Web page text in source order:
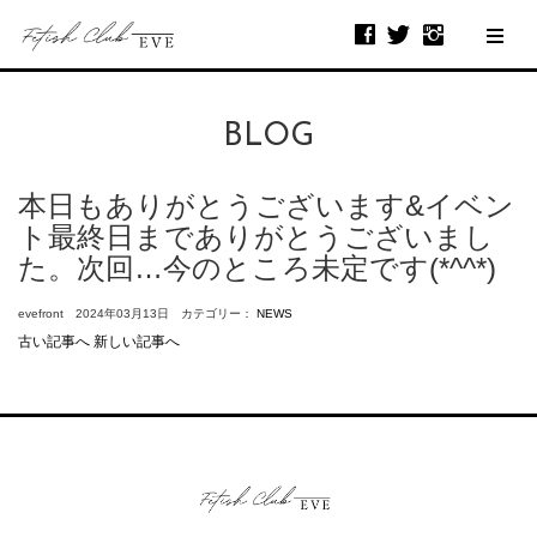
BLOG
本日もありがとうございます&イベン
ト最終日までありがとうございまし
た。次回…今のところ未定です(*^^*)
evefront 2024年03月13日 カテゴリー： NEWS
古い記事へ 新しい記事へ